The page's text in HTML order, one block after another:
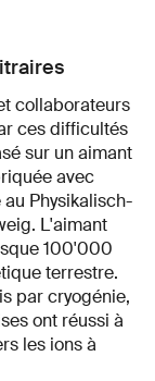
collaborateurs
ces difficultés
sur un aimant
avec
Physikalisch-
L'aimant
100'000
terrestre.
par cryogénie,
ont réussi à
les ions à